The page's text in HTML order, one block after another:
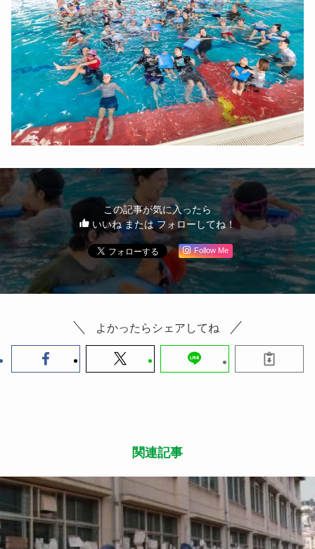
この記事が気に入ったら
いいね または フォローしてね！
Follow Me
よかったらシェアしてね
関連記事